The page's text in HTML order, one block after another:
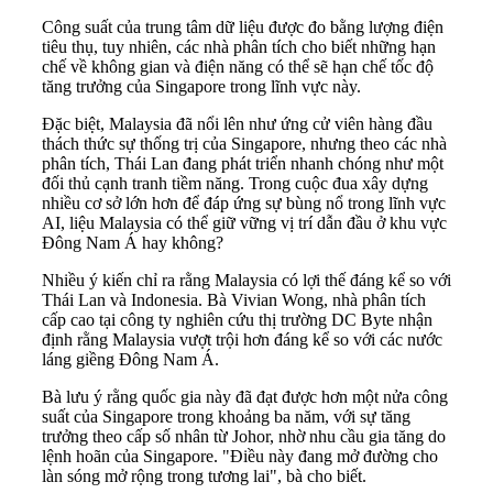
Công suất của trung tâm dữ liệu được đo bằng lượng điện
tiêu thụ, tuy nhiên, các nhà phân tích cho biết những hạn
chế về không gian và điện năng có thể sẽ hạn chế tốc độ
tăng trưởng của Singapore trong lĩnh vực này.
Đặc biệt, Malaysia đã nổi lên như ứng cử viên hàng đầu
thách thức sự thống trị của Singapore, nhưng theo các nhà
phân tích, Thái Lan đang phát triển nhanh chóng như một
đối thủ cạnh tranh tiềm năng. Trong cuộc đua xây dựng
nhiều cơ sở lớn hơn để đáp ứng sự bùng nổ trong lĩnh vực
AI, liệu Malaysia có thể giữ vững vị trí dẫn đầu ở khu vực
Đông Nam Á hay không?
Nhiều ý kiến chỉ ra rằng Malaysia có lợi thế đáng kể so với
Thái Lan và Indonesia. Bà Vivian Wong, nhà phân tích
cấp cao tại công ty nghiên cứu thị trường DC Byte nhận
định rằng Malaysia vượt trội hơn đáng kể so với các nước
láng giềng Đông Nam Á.
Bà lưu ý rằng quốc gia này đã đạt được hơn một nửa công
suất của Singapore trong khoảng ba năm, với sự tăng
trưởng theo cấp số nhân từ Johor, nhờ nhu cầu gia tăng do
lệnh hoãn của Singapore. "Điều này đang mở đường cho
làn sóng mở rộng trong tương lai", bà cho biết.